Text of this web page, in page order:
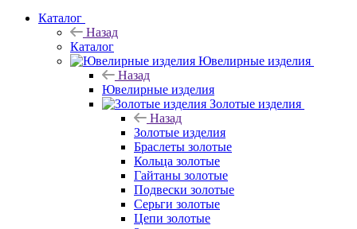
Каталог
Назад
Каталог
Ювелирные изделия
Назад
Ювелирные изделия
Золотые изделия
Назад
Золотые изделия
Браслеты золотые
Кольца золотые
Гайтаны золотые
Подвески золотые
Серьги золотые
Цепи золотые